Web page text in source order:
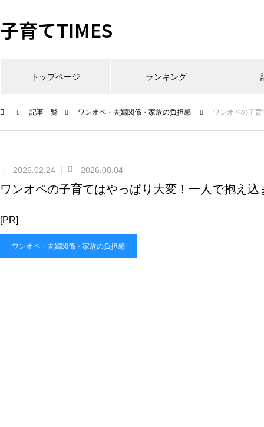
子育てTIMES
トップページ ランキング
記事一覧 ワンオペ・夫婦関係・家族の負担感 ワンオペの子
2026.02.24 2026.08.04
ワンオペの子育てはやっぱり大変！一人で抱え
[PR]
ワンオペ・夫婦関係・家族の負担感